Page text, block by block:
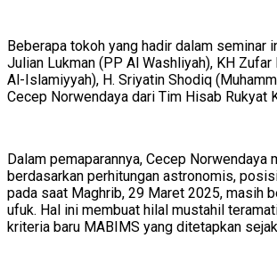
Beberapa tokoh yang hadir dalam seminar
Julian Lukman (PP Al Washliyah), KH
Al-Islamiyyah), H. Sriyatin Shodiq
Cecep Norwendaya dari Tim Hisab Rukyat
Dalam pemaparannya, Cecep Norwendaya
berdasarkan perhitungan astronomis,
pada saat Maghrib, 29 Maret 2025, masih
ufuk. Hal ini membuat hilal mustahil
kriteria baru MABIMS yang ditetapkan